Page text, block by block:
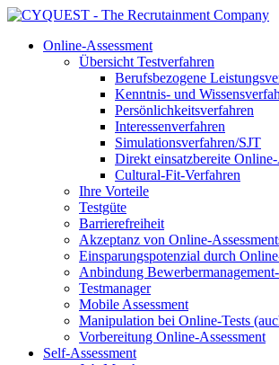
Online-Assessment
Übersicht Testverfahren
Berufsbezogene
Kenntnis- und
Persönlichkeitsverfahren
Interessenverfahren
Simulationsverfahren/SJT
Direkt einsatzbereite Online-
Cultural-Fit-Verfahren
Ihre Vorteile
Testgüte
Barrierefreiheit
Akzeptanz von Online-
Einsparungspotenzial durch
Anbindung
Testmanager
Mobile Assessment
Manipulation bei Online-Tests
Vorbereitung Online-Assessment
Self-Assessment